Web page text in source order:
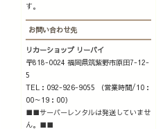
す。
お問い合わせ先
リカーショップ リーバイ
〒818-0024 福岡県筑紫野市原田7-12-
5
TEL：092-926-9055 （営業時間/10：
00～19：00）
■■サーバーレンタルは発送していませ
ん。■■